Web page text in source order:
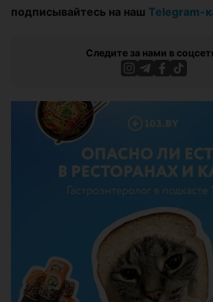
подписывайтесь на наш Telegram-
Следите за нами в